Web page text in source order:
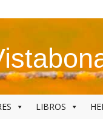
LIBROS